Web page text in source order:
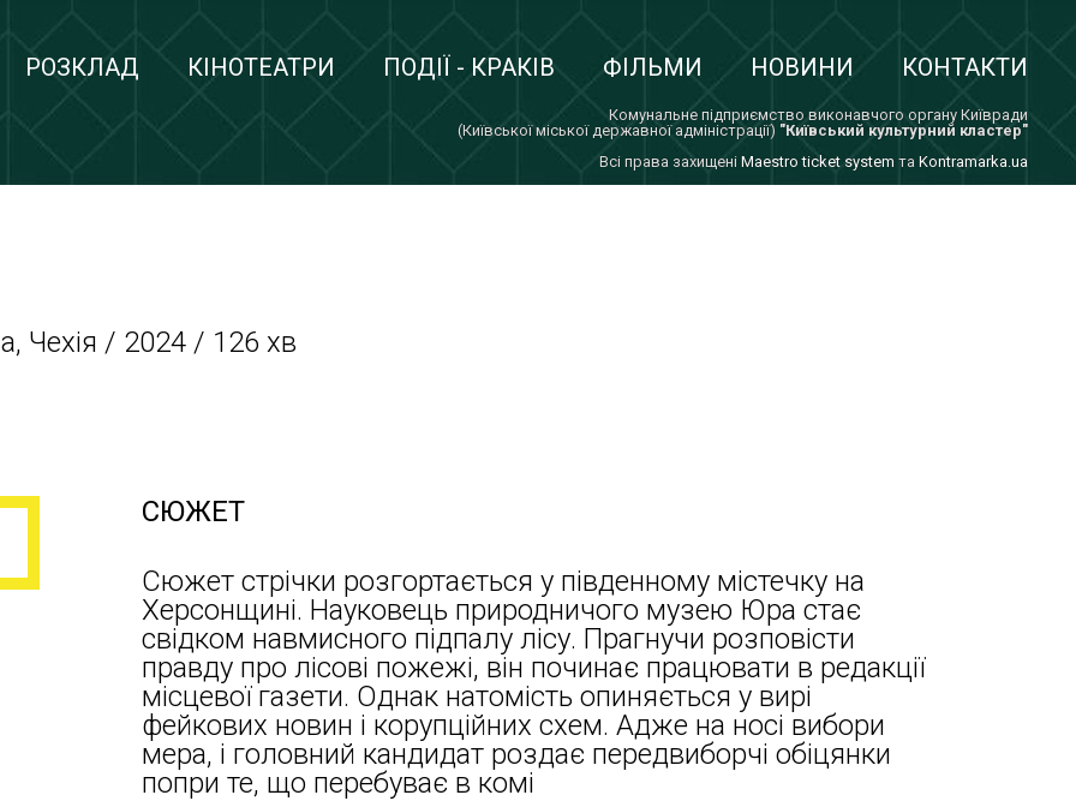
РОЗКЛАД КІНОТЕАТРИ ПОДІЇ - КРАКІВ ФІЛЬМИ НОВИНИ КОНТАКТИ
Комунальне підприємство виконавчого органу Київради
(Київської міської державної адміністрації) "Київський культурний кластер"
Всi права захищенi Maestro ticket system та Kontramarka.ua
Чехія / 2024 / 126 хв
СЮЖЕТ
Сюжет стрічки розгортається у південному містечку на
Херсонщині. Науковець природничого музею Юра стає
свідком навмисного підпалу лісу. Прагнучи розповісти
правду про лісові пожежі, він починає працювати в редакції
місцевої газети. Однак натомість опиняється у вирі
фейкових новин і корупційних схем. Адже на носі вибори
мера, і головний кандидат роздає передвиборчі обіцянки
попри те, що перебуває в комі